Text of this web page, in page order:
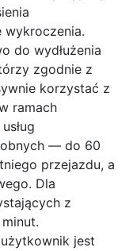
wykroczenia.
do wydłużenia
zgodnie z
korzystać z
ramach
— do 60
przejazdu, a
Dla
z
jest